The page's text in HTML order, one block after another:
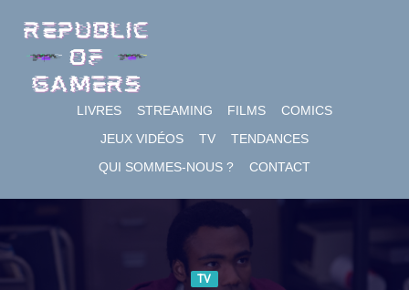
content
LIVRES STREAMING FILMS
COMICS
JEUX VIDÉOS
TV
TENDANCES
QUI SOMMES-NOUS ?
CONTACT
TV